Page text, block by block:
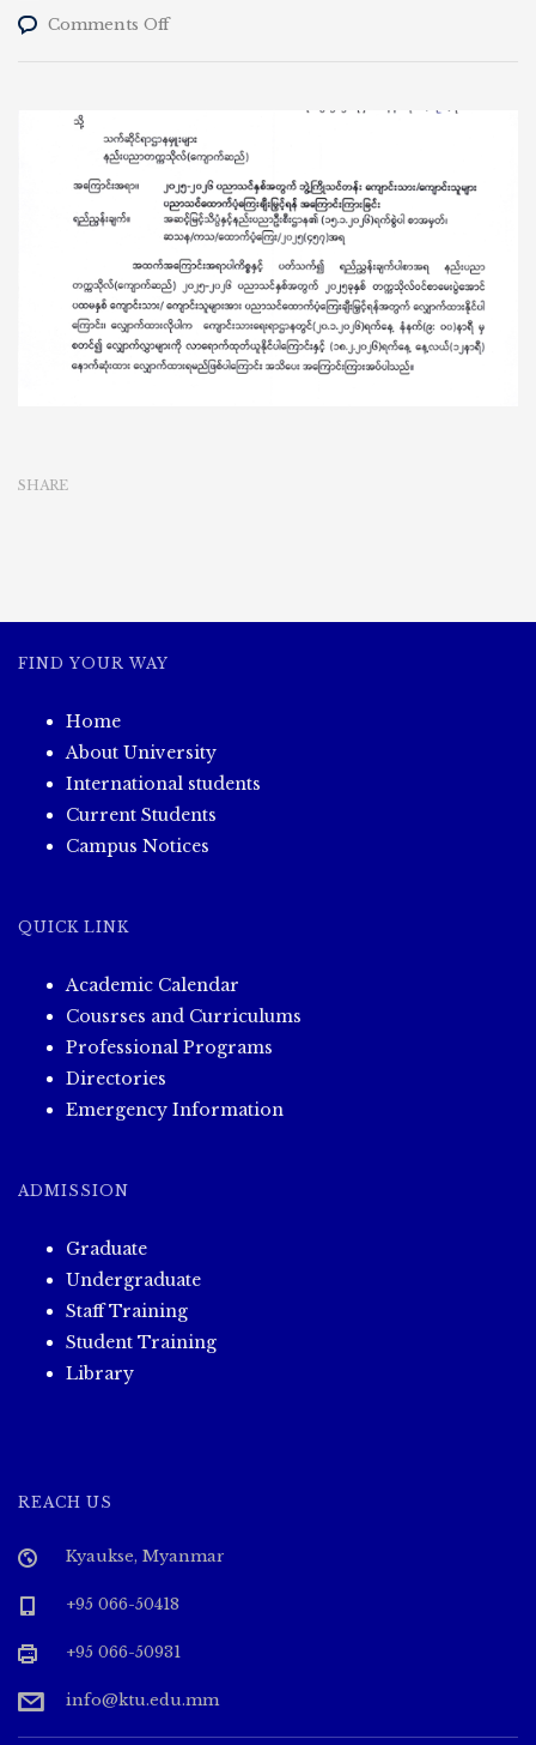
Comments Offon
ကျောင်းသား/
ကျောင်းသူ
များ
ပညာသင်
ထောက်ပံ့ကြေး
လျှောက်ထား
နိုင်
ကြောင်း
အကြောင်းကြား
ခြင်း
SHARE
FIND YOUR WAY
Home
About University
International students
Current Students
Campus Notices
QUICK LINK
Academic Calendar
Cousrses and Curriculums
Professional Programs
Directories
Emergency Information
ADMISSION
Graduate
Undergraduate
Staff Training
Student Training
Library
REACH US
Kyaukse, Myanmar
+95 066-50418
+95 066-50931
info@ktu.edu.mm